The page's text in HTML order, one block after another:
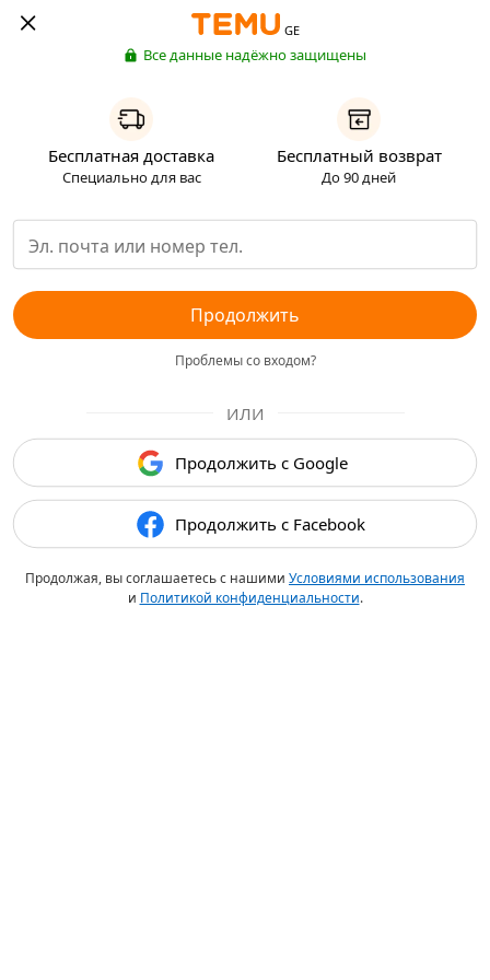
GE
Все данные надёжно защищены
Бесплатная доставка
Специально для вас
Бесплатный возврат
До 90 дней
Продолжить
Проблемы со входом?
ИЛИ
Продолжить с Google
Продолжить с Facebook
Продолжая, вы соглашаетесь с нашими Условиями использования
и Политикой конфиденциальности.